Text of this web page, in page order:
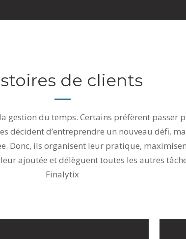
de clients
gestion du temps. Certains préfèrent passer
décident d’entreprendre un nouveau défi,
Donc, ils organisent leur pratique,
ajoutée et délèguent toutes les autres
Finalytix